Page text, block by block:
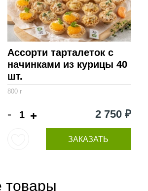
Ассорти тарталеток с
начинками из курицы 40
шт.
800 г
- + 2 750 ₽
ЗАКАЗАТЬ
товары